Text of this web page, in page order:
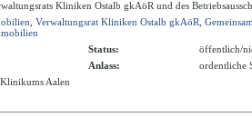
Kliniken Ostalb gkAöR und des
Verwaltungsrat Kliniken Ostalb gkAöR
Status:
öffentlich/
Anlass:
ordentliche
Aalen